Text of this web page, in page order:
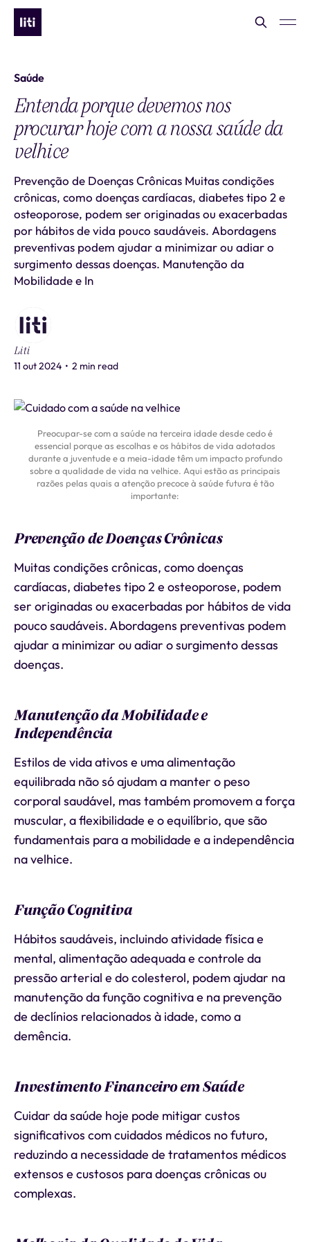
Saúde
Entenda porque devemos nos
procurar hoje com a nossa saúde da
velhice
Prevenção de Doenças Crônicas Muitas condições
crônicas, como doenças cardíacas, diabetes tipo 2 e
osteoporose, podem ser originadas ou exacerbadas
por hábitos de vida pouco saudáveis. Abordagens
preventivas podem ajudar a minimizar ou adiar o
surgimento dessas doenças. Manutenção da
Mobilidade e In
Liti
11 out 2024 • 2 min read
Preocupar-se com a saúde na terceira idade desde cedo é
essencial porque as escolhas e os hábitos de vida adotados
durante a juventude e a meia-idade têm um impacto profundo
sobre a qualidade de vida na velhice. Aqui estão as principais
razões pelas quais a atenção precoce à saúde futura é tão
importante:
Prevenção de Doenças Crônicas
Muitas condições crônicas, como doenças
cardíacas, diabetes tipo 2 e osteoporose, podem
ser originadas ou exacerbadas por hábitos de vida
pouco saudáveis. Abordagens preventivas podem
ajudar a minimizar ou adiar o surgimento dessas
doenças.
Manutenção da Mobilidade e
Independência
Estilos de vida ativos e uma alimentação
equilibrada não só ajudam a manter o peso
corporal saudável, mas também promovem a força
muscular, a flexibilidade e o equilíbrio, que são
fundamentais para a mobilidade e a independência
na velhice.
Função Cognitiva
Hábitos saudáveis, incluindo atividade física e
mental, alimentação adequada e controle da
pressão arterial e do colesterol, podem ajudar na
manutenção da função cognitiva e na prevenção
de declínios relacionados à idade, como a
demência.
Investimento Financeiro em Saúde
Cuidar da saúde hoje pode mitigar custos
significativos com cuidados médicos no futuro,
reduzindo a necessidade de tratamentos médicos
extensos e custosos para doenças crônicas ou
complexas.